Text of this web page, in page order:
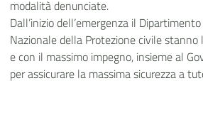
modalità denunciate.
Dall’inizio dell’emergenza il
Nazionale della Protezione civile
e con il massimo impegno, insieme al
per assicurare la massima sicurezza a